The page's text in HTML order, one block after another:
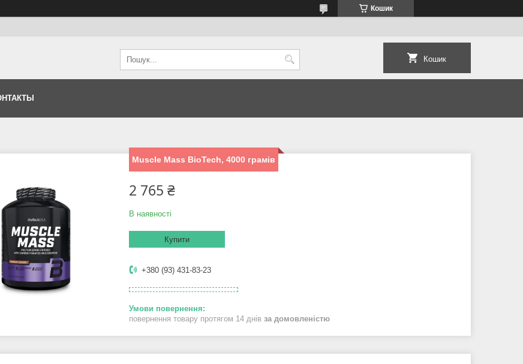
Кошик
Кошик
Muscle Mass BioTech, 4000 грамів
2 765 ₴
В наявності
Купити
+380 (93) 431-83-23
повернення товару протягом 14 днів за домовленістю